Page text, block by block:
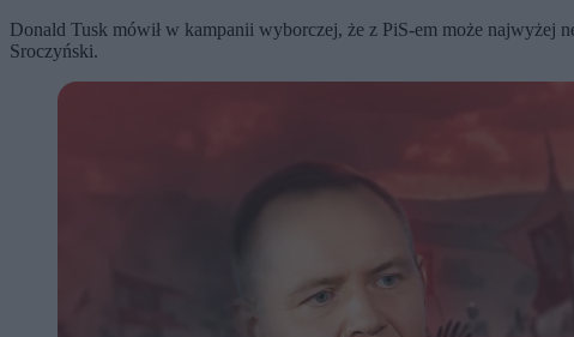
Donald Tusk mówił w kampanii wyborczej, że z PiS-em może najwyżej
Sroczyński.